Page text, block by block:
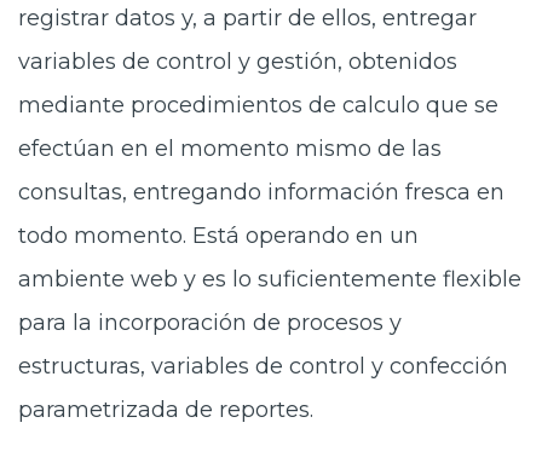
registrar datos y, a partir de ellos, entregar
variables de control y gestión, obtenidos
mediante procedimientos de calculo que se
efectúan en el momento mismo de las
consultas, entregando información fresca en
todo momento. Está operando en un
ambiente web y es lo suficientemente flexible
para la incorporación de procesos y
estructuras, variables de control y confección
parametrizada de reportes.